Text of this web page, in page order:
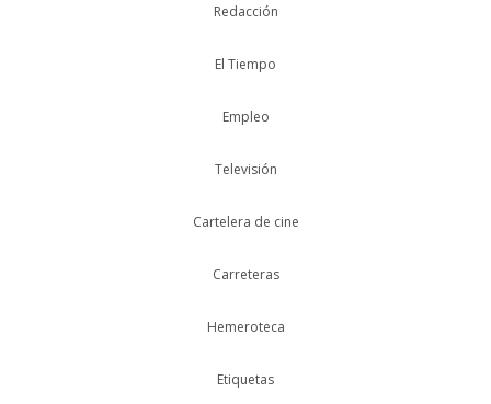
Redacción
El Tiempo
Empleo
Televisión
Cartelera de cine
Carreteras
Hemeroteca
Etiquetas